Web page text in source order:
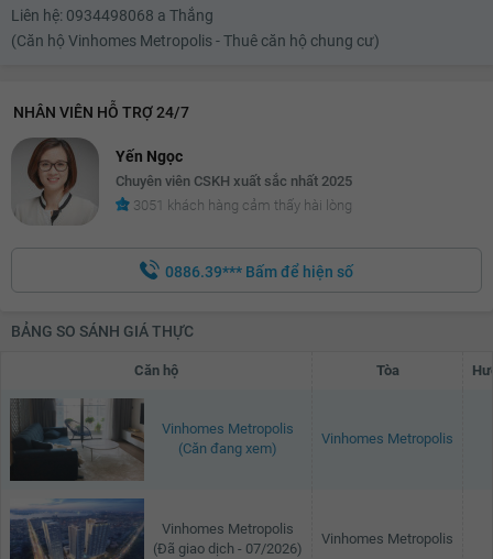
Liên hệ: 0934498068 a Thắng
(Căn hộ Vinhomes Metropolis - Thuê căn hộ chung cư)
NHÂN VIÊN HỖ TRỢ 24/7
Yến Ngọc
Chuyên viên CSKH xuất sắc nhất 2025
3051 khách hàng cảm thấy hài lòng
0886.39*** Bấm để hiện số
BẢNG SO SÁNH GIÁ THỰC
Căn hộ Tòa
Vinhomes Metropolis
(Căn đang xem)
Vinhomes Metropolis
Vinhomes Metropolis
(Đã giao dịch - 07/2026)
Vinhomes Metropolis